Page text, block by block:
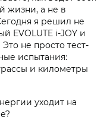
жизни, а не в
я решил не
EVOLUTE i‑JOY и
не просто тест-
испытания:
и километры
уходит на